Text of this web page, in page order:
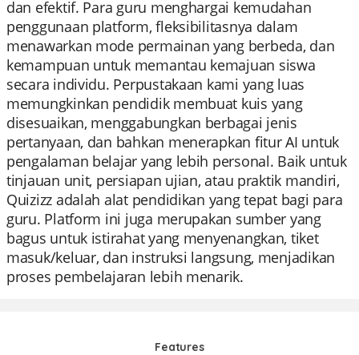
dan efektif. Para guru menghargai kemudahan
penggunaan platform, fleksibilitasnya dalam
menawarkan mode permainan yang berbeda, dan
kemampuan untuk memantau kemajuan siswa
secara individu. Perpustakaan kami yang luas
memungkinkan pendidik membuat kuis yang
disesuaikan, menggabungkan berbagai jenis
pertanyaan, dan bahkan menerapkan fitur AI untuk
pengalaman belajar yang lebih personal. Baik untuk
tinjauan unit, persiapan ujian, atau praktik mandiri,
Quizizz adalah alat pendidikan yang tepat bagi para
guru. Platform ini juga merupakan sumber yang
bagus untuk istirahat yang menyenangkan, tiket
masuk/keluar, dan instruksi langsung, menjadikan
proses pembelajaran lebih menarik.
Features